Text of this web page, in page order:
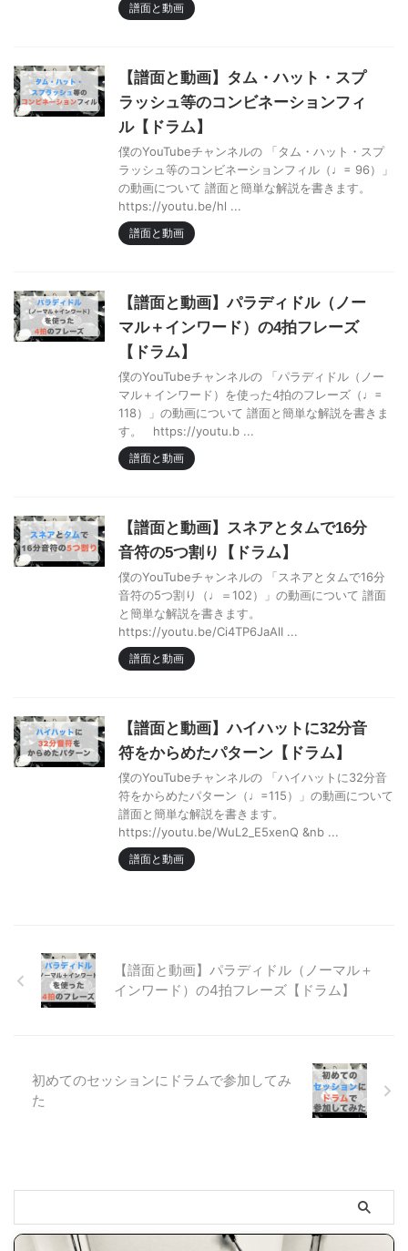
譜面と動画
【譜面と動画】タム・ハット・スプ
ラッシュ等のコンビネーションフィ
ル【ドラム】
僕のYouTubeチャンネルの 「タム・ハット・スプ
ラッシュ等のコンビネーションフィル（♩= 96）」
の動画について 譜面と簡単な解説を書きます。
https://youtu.be/hl ...
譜面と動画
【譜面と動画】パラディドル（ノー
マル＋インワード）の4拍フレーズ
【ドラム】
僕のYouTubeチャンネルの 「パラディドル（ノー
マル＋インワード）を使った4拍のフレーズ（♩=
118）」の動画について 譜面と簡単な解説を書きま
す。 https://youtu.b ...
譜面と動画
【譜面と動画】スネアとタムで16分
音符の5つ割り【ドラム】
僕のYouTubeチャンネルの 「スネアとタムで16分
音符の5つ割り（♩＝102）」の動画について 譜面
と簡単な解説を書きます。
https://youtu.be/Ci4TP6JaAlI ...
譜面と動画
【譜面と動画】ハイハットに32分音
符をからめたパターン【ドラム】
僕のYouTubeチャンネルの 「ハイハットに32分音
符をからめたパターン（♩=115）」の動画について
譜面と簡単な解説を書きます。
https://youtu.be/WuL2_E5xenQ &nb ...
譜面と動画
【譜面と動画】パラディドル（ノーマル＋
インワード）の4拍フレーズ【ドラム】
初めてのセッションにドラムで参加してみ
た